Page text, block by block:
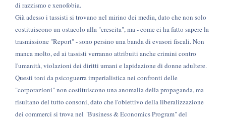
di razzismo e xenofobia.
Già adesso i tassisti si trovano nel mirino dei media, dato che non solo
costituiscono un ostacolo alla "crescita", ma - come ci ha fatto sapere la
trasmissione "Report" - sono persino una banda di evasori fiscali. Non
manca molto, ed ai tassisti verranno attribuiti anche crimini contro
l'umanità, violazioni dei diritti umani e lapidazione di donne adultere.
Questi toni da psicoguerra imperialistica nei confronti delle
"corporazioni" non costituiscono una anomalia della propaganda, ma
risultano del tutto consoni, dato che l'obiettivo della liberalizzazione
dei commerci si trova nel "Business & Economics Program" del